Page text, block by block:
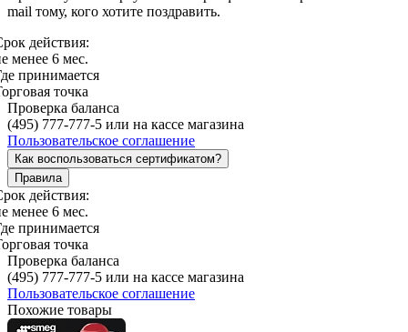
mail тому, кого хотите поздравить.
действия:
менее 6 мес.
принимается
точка
Проверка баланса
(495) 777-777-5 или на кассе магазина
Пользовательское соглашение
Как воспользоваться сертификатом?
Правила
действия:
менее 6 мес.
принимается
точка
Проверка баланса
(495) 777-777-5 или на кассе магазина
Пользовательское соглашение
Похожие товары